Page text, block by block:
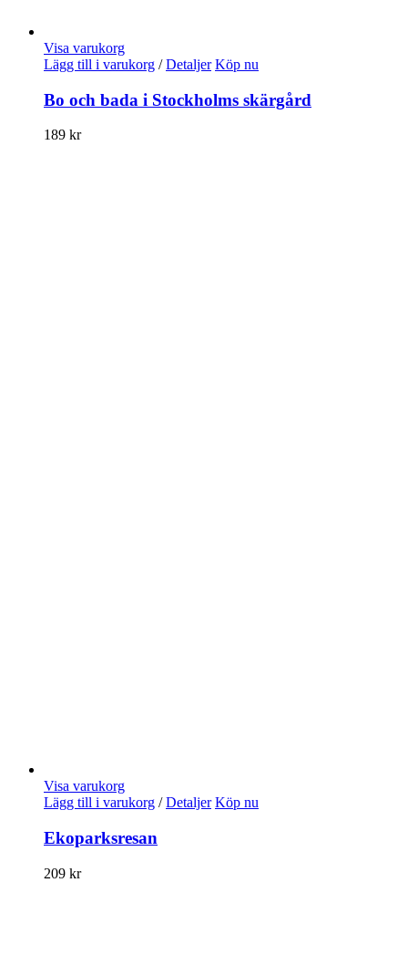
Visa varukorg
Lägg till i varukorg / Detaljer Köp nu
Bo och bada i Stockholms skärgård
189 kr
Visa varukorg
Lägg till i varukorg / Detaljer Köp nu
Ekoparksresan
209 kr